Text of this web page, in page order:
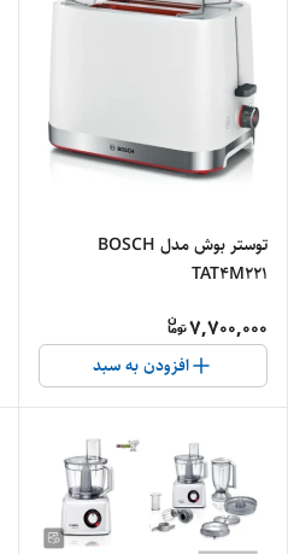
توستر بوش مدل BOSCH
TAT4M221
7,700,000
افزودن به سبد